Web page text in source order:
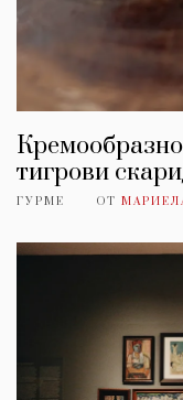
тигрови
ГУРМЕ ОТ